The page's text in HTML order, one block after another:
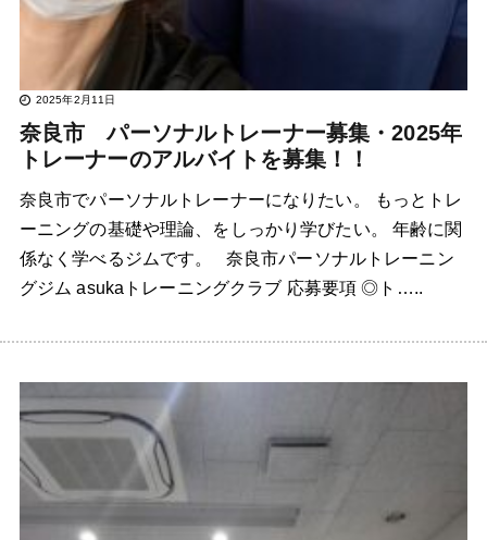
2025年2月11日
奈良市 パーソナルトレーナー募集・2025年
トレーナーのアルバイトを募集！！
奈良市でパーソナルトレーナーになりたい。 もっとトレ
ーニングの基礎や理論、をしっかり学びたい。 年齢に関
係なく学べるジムです。 奈良市パーソナルトレーニン
グジム asukaトレーニングクラブ 応募要項 ◎ト…..